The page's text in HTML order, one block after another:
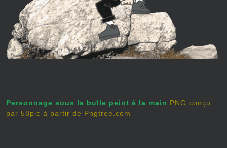
Personnage sous la bulle peint à la main PNG conçu
par 58pic à partir de Pngtree.com